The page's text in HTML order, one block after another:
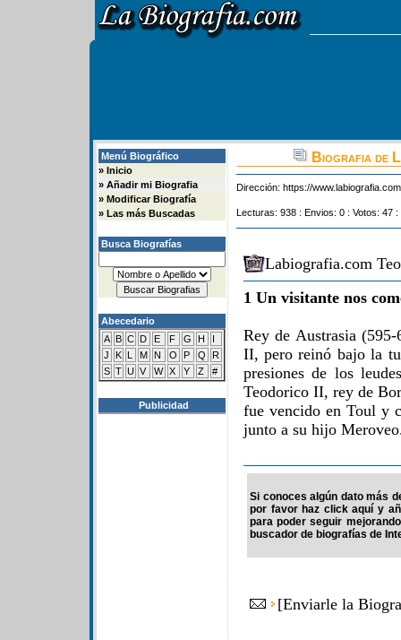
Menú Biográfico
» Inicio
» Añadir mi Biografia
» Modificar Biografía
» Las más Buscadas
Busca Biografías
Abecedario
A B C D E F G H
I
J
K L M N O P Q
R
S T U V W X Y Z #
Publicidad
Biografia de
Dirección: https://
Lecturas: 938 : Envios: 0 : Votos: 47
Labiografia.com
1 Un visitante nos
Rey de Austrasia
II, pero reinó bajo la
presiones de los
Teodorico II, rey de
fue vencido en Toul y
junto a su hijo
Si conoces algún dato más
por favor haz click aquí y
para poder seguir
buscador de biografías de
[Enviarle la